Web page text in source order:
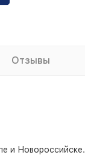
Отзывы
и Новороссийске.